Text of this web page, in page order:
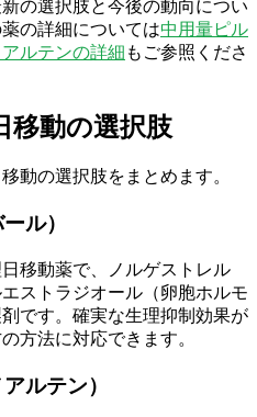
の選択肢と今後の動向につい
の詳細については中用量ピル
アルテンの詳細 もご参照くださ
移動の選択肢
動の選択肢をまとめます。
ル）
移動薬で、ノルゲストレル
ストラジオール（卵胞ホルモ
です。確実な生理抑制効果が
方法に対応できます。
ルテン）